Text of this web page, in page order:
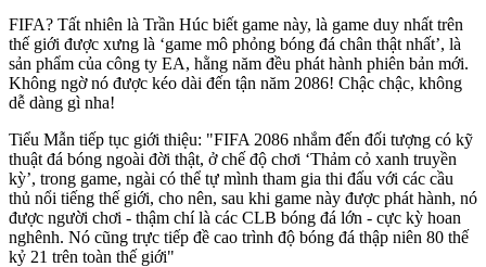
FIFA? Tất nhiên là Trần Húc biết game này, là game duy nhất trên
thế giới được xưng là ‘game mô phỏng bóng đá chân thật nhất’, là
sản phẩm của công ty EA, hằng năm đều phát hành phiên bản mới.
Không ngờ nó được kéo dài đến tận năm 2086! Chậc chậc, không
dễ dàng gì nha!
Tiểu Mẫn tiếp tục giới thiệu: "FIFA 2086 nhắm đến đối tượng có kỹ
thuật đá bóng ngoài đời thật, ở chế độ chơi ‘Thảm cỏ xanh truyền
kỳ’, trong game, ngài có thể tự mình tham gia thi đấu với các cầu
thủ nổi tiếng thế giới, cho nên, sau khi game này được phát hành, nó
được người chơi - thậm chí là các CLB bóng đá lớn - cực kỳ hoan
nghênh. Nó cũng trực tiếp đề cao trình độ bóng đá thập niên 80 thế
kỷ 21 trên toàn thế giới"